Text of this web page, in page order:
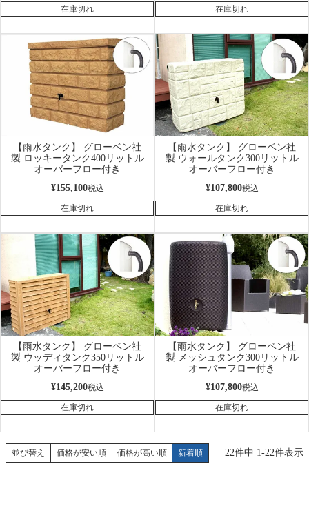
在庫切れ 在庫切れ
【雨水タンク】 グローベン社
製 ロッキータンク400リットル
オーバーフロー付き
¥155,100税込
在庫切れ
【雨水タンク】 グローベン社
製 ウォールタンク300リットル
オーバーフロー付き
¥107,800税込
在庫切れ
【雨水タンク】 グローベン社
製 ウッディタンク350リットル
オーバーフロー付き
¥145,200税込
在庫切れ
【雨水タンク】 グローベン社
製 メッシュタンク300リットル
オーバーフロー付き
¥107,800税込
在庫切れ
並び替え 価格が安い順 価格が高い順 新着順 22件中 1-22件表示